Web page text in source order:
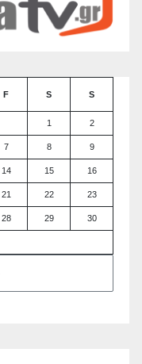
F S S
1 2
7 8 9
14 15 16
21 22 23
28 29 30